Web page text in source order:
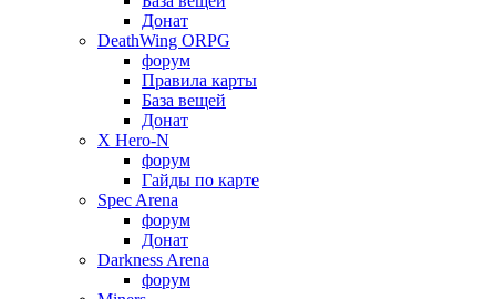
Донат
DeathWing ORPG
форум
Правила карты
База вещей
Донат
X Hero-N
форум
Гайды по карте
Spec Arena
форум
Донат
Darkness Arena
форум